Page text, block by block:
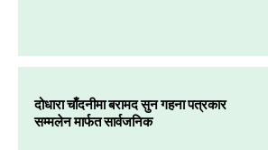
दोधारा चाँदनीमा बरामद सुन गहना पत्रकार
सम्मलेन मार्फत सार्वजनिक